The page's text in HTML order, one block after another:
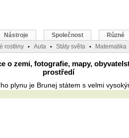
o zemi, fotografie, mapy,
prostředí
plynu je Brunej státem s velmi
Nástroje Společnost Různé
rostliny • Auta • Státy světa • Matematika